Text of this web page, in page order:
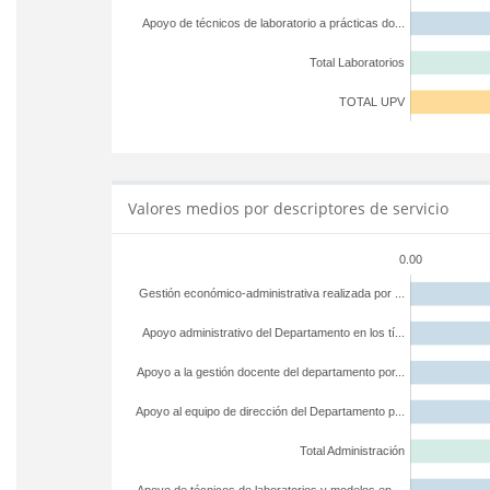
TOTAL UPV
Total Laboratorios
Apoyo de técnicos de laboratorio a prácticas do...
Valores medios por descriptores de servicio
0.00
Total Administración
Apoyo al equipo de dirección del Departamento p...
Apoyo a la gestión docente del departamento por...
Apoyo administrativo del Departamento en los tí...
Gestión económico-administrativa realizada por ...